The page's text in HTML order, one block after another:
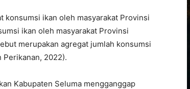
konsumsi ikan oleh masyarakat Provinsi
ikan oleh masyarakat Provinsi
merupakan agregat jumlah konsumsi
Perikanan, 2022).
Kabupaten Seluma mengganggap